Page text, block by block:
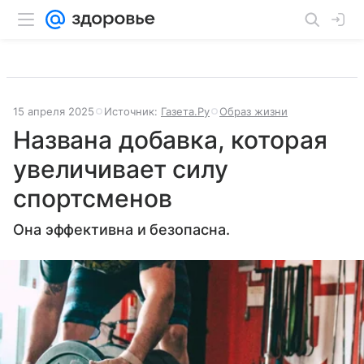
15 апреля 2025 Источник: Газета.Ру Образ жизни
Названа добавка, которая
увеличивает силу
спортсменов
Она эффективна и безопасна.